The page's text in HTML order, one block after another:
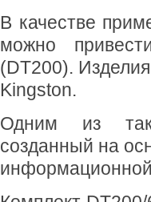
В качестве
можно
(DT200).
Kingston.
Одним из
созданный на